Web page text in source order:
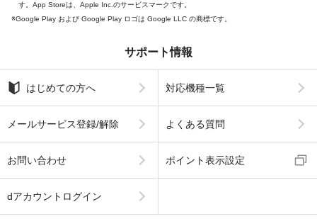
す。App Storeは、Apple Inc.のサービスマークです。
Google Play および Google Play ロゴは Google LLC の商標です。
サポート情報
はじめての方へ 対応機種一覧
メールサービス登録/解除 よくある質問
お問い合わせ ポイント表示設定
dアカウントログイン